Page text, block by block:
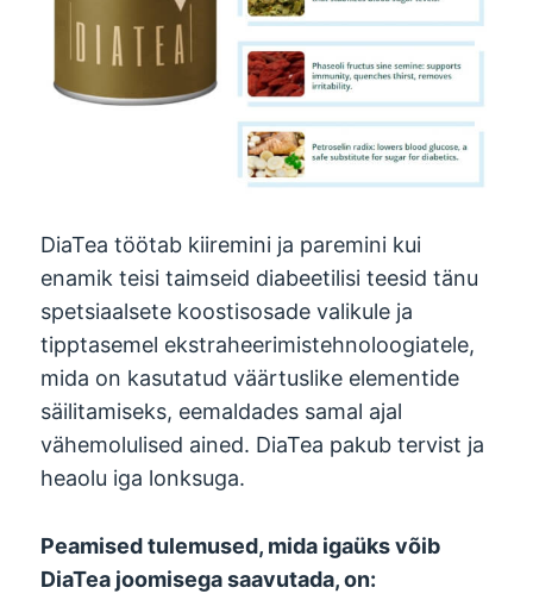
DiaTea töötab kiiremini ja paremini kui
enamik teisi taimseid diabeetilisi teesid tänu
spetsiaalsete koostisosade valikule ja
tipptasemel ekstraheerimistehnoloogiatele,
mida on kasutatud väärtuslike elementide
säilitamiseks, eemaldades samal ajal
vähemolulised ained. DiaTea pakub tervist ja
heaolu iga lonksuga.
Peamised tulemused, mida igaüks võib
DiaTea joomisega saavutada, on: